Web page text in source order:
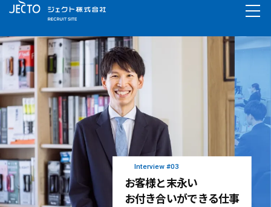
Interview #03
お客様と末永い
お付き合いができる仕事